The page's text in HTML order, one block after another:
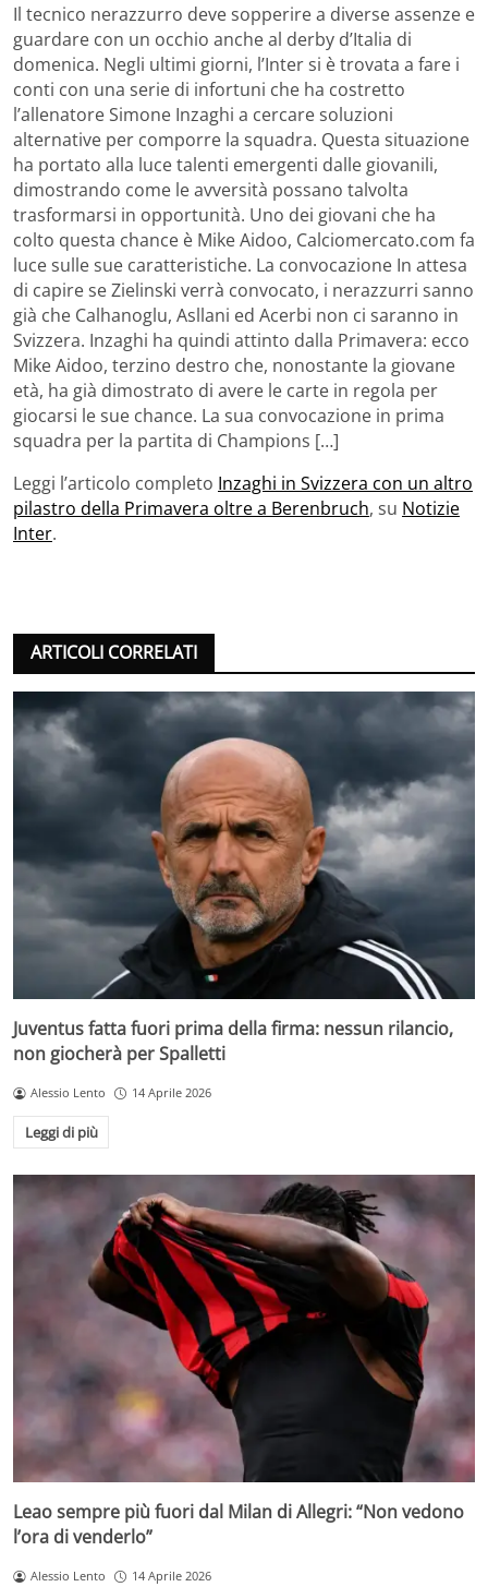
Il tecnico nerazzurro deve sopperire a diverse assenze e
guardare con un occhio anche al derby d’Italia di
domenica. Negli ultimi giorni, l’Inter si è trovata a fare i
conti con una serie di infortuni che ha costretto
l’allenatore Simone Inzaghi a cercare soluzioni
alternative per comporre la squadra. Questa situazione
ha portato alla luce talenti emergenti dalle giovanili,
dimostrando come le avversità possano talvolta
trasformarsi in opportunità. Uno dei giovani che ha
colto questa chance è Mike Aidoo, Calciomercato.com fa
luce sulle sue caratteristiche. La convocazione In attesa
di capire se Zielinski verrà convocato, i nerazzurri sanno
già che Calhanoglu, Asllani ed Acerbi non ci saranno in
Svizzera. Inzaghi ha quindi attinto dalla Primavera: ecco
Mike Aidoo, terzino destro che, nonostante la giovane
età, ha già dimostrato di avere le carte in regola per
giocarsi le sue chance. La sua convocazione in prima
squadra per la partita di Champions […]
Leggi l’articolo completo Inzaghi in Svizzera con un altro
pilastro della Primavera oltre a Berenbruch, su Notizie
Inter.
ARTICOLI CORRELATI
Juventus fatta fuori prima della firma: nessun rilancio,
non giocherà per Spalletti
Alessio Lento 14 Aprile 2026
Leggi di più
Leao sempre più fuori dal Milan di Allegri: “Non vedono
l’ora di venderlo”
Alessio Lento 14 Aprile 2026